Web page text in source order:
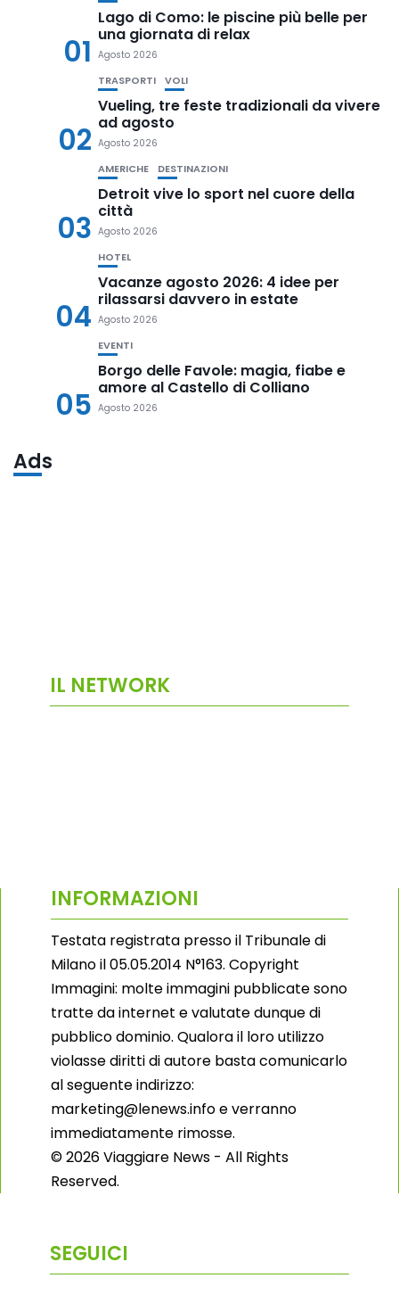
01
Lago di Como: le piscine più belle per
una giornata di relax
Agosto 2026
02
TRASPORTI VOLI
Vueling, tre feste tradizionali da vivere
ad agosto
Agosto 2026
03
AMERICHE DESTINAZIONI
Detroit vive lo sport nel cuore della
città
Agosto 2026
04
HOTEL
Vacanze agosto 2026: 4 idee per
rilassarsi davvero in estate
Agosto 2026
05
EVENTI
Borgo delle Favole: magia, fiabe e
amore al Castello di Colliano
Agosto 2026
Ads
IL NETWORK
INFORMAZIONI
Testata registrata presso il Tribunale di
Milano il 05.05.2014 N°163. Copyright
Immagini: molte immagini pubblicate sono
tratte da internet e valutate dunque di
pubblico dominio. Qualora il loro utilizzo
violasse diritti di autore basta comunicarlo
al seguente indirizzo:
marketing@lenews.info e verranno
immediatamente rimosse.
© 2026 Viaggiare News - All Rights
Reserved.
SEGUICI